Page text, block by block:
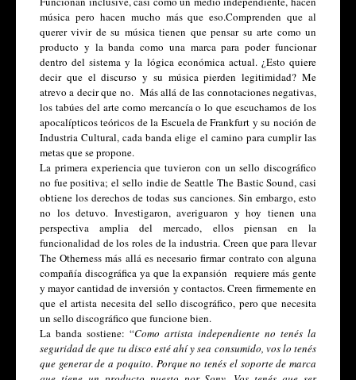
música pero hacen mucho más que eso.Comprenden que al
querer vivir de su música tienen que pensar su arte como un
producto y la banda como una marca para poder funcionar
dentro del sistema y la lógica económica actual. ¿Esto quiere
decir que el discurso y su música pierden legitimidad? Me
atrevo a decir que no.  Más allá de las connotaciones negativas,
los tabúes del arte como mercancía o lo que escuchamos de los
apocalípticos teóricos de la Escuela de Frankfurt y su noción de
Industria Cultural, cada banda elige el camino para cumplir las
metas que se propone.
La primera experiencia que tuvieron con un sello discográfico
no fue positiva; el sello indie de Seattle The Bastic Sound, casi
obtiene los derechos de todas sus canciones. Sin embargo, esto
no los detuvo. Investigaron, averiguaron y hoy tienen una
perspectiva amplia del mercado, ellos piensan en la
funcionalidad de los roles de la industria. Creen que para llevar
The Otherness más allá es necesario firmar contrato con alguna
compañía discográfica ya que la expansión  requiere más gente
y mayor cantidad de inversión y contactos. Creen firmemente en
que el artista necesita del sello discográfico, pero que necesita
un sello discográfico que funcione bien.
La banda sostiene: “Como artista independiente no tenés la
seguridad de que tu disco esté ahí y sea consumido, vos lo tenés
que generar de a poquito. Porque no tenés el soporte de marca